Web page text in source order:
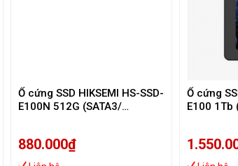
Ổ cứng SSD HIKSEMI HS-SSD-
E100N 512G (SATA3/
880.000₫
Ổ cứng
E100 1Tb